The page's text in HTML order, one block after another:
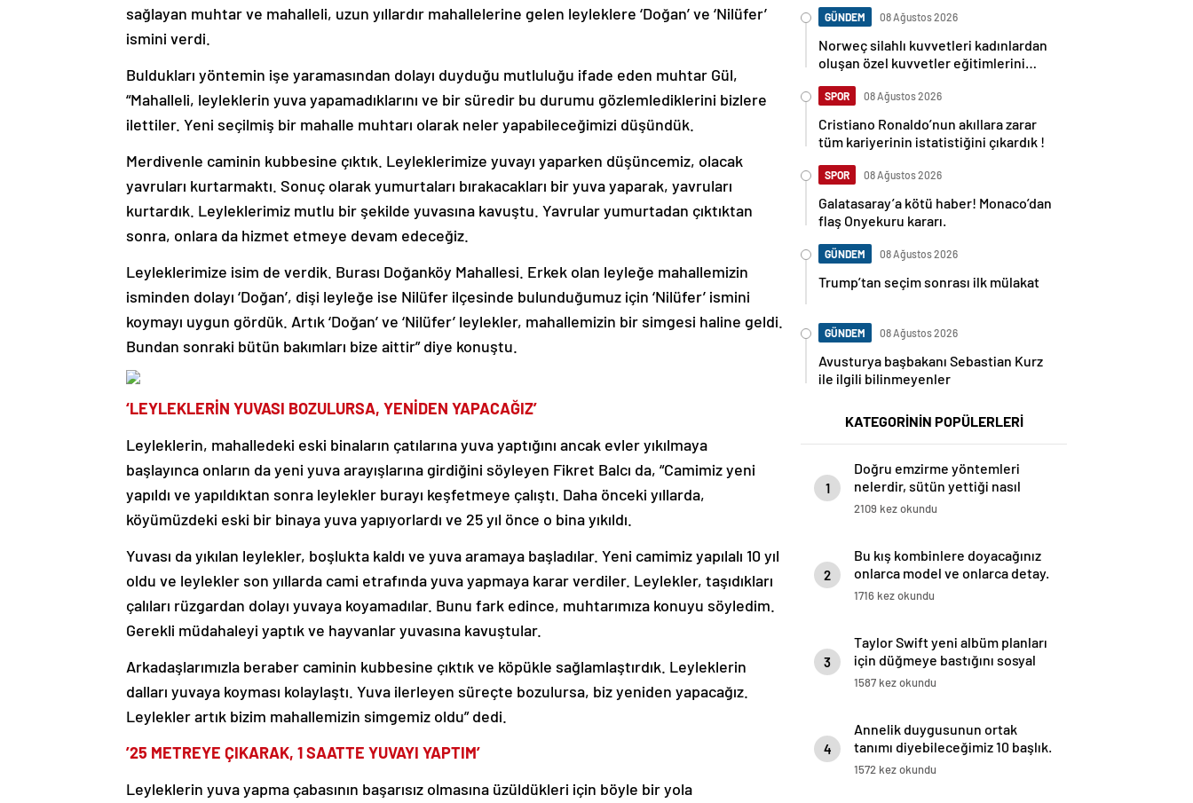
sağlayan muhtar ve mahalleli, uzun yıllardır mahallelerine gelen leyleklere ‘Doğan’ ve ‘Nilüfer’
ismini verdi.
Buldukları yöntemin işe yaramasından dolayı duyduğu mutluluğu ifade eden muhtar Gül,
“Mahalleli, leyleklerin yuva yapamadıklarını ve bir süredir bu durumu gözlemlediklerini bizlere
ilettiler. Yeni seçilmiş bir mahalle muhtarı olarak neler yapabileceğimizi düşündük.
Merdivenle caminin kubbesine çıktık. Leyleklerimize yuvayı yaparken düşüncemiz, olacak
yavruları kurtarmaktı. Sonuç olarak yumurtaları bırakacakları bir yuva yaparak, yavruları
kurtardık. Leyleklerimiz mutlu bir şekilde yuvasına kavuştu. Yavrular yumurtadan çıktıktan
sonra, onlara da hizmet etmeye devam edeceğiz.
Leyleklerimize isim de verdik. Burası Doğanköy Mahallesi. Erkek olan leyleğe mahallemizin
isminden dolayı ‘Doğan’, dişi leyleğe ise Nilüfer ilçesinde bulunduğumuz için ‘Nilüfer’ ismini
koymayı uygun gördük. Artık ‘Doğan’ ve ‘Nilüfer’ leylekler, mahallemizin bir simgesi haline geldi.
Bundan sonraki bütün bakımları bize aittir” diye konuştu.
‘LEYLEKLERİN YUVASI BOZULURSA, YENİDEN YAPACAĞIZ’
Leyleklerin, mahalledeki eski binaların çatılarına yuva yaptığını ancak evler yıkılmaya
başlayınca onların da yeni yuva arayışlarına girdiğini söyleyen Fikret Balcı da, “Camimiz yeni
yapıldı ve yapıldıktan sonra leylekler burayı keşfetmeye çalıştı. Daha önceki yıllarda,
köyümüzdeki eski bir binaya yuva yapıyorlardı ve 25 yıl önce o bina yıkıldı.
Yuvası da yıkılan leylekler, boşlukta kaldı ve yuva aramaya başladılar. Yeni camimiz yapılalı 10 yıl
oldu ve leylekler son yıllarda cami etrafında yuva yapmaya karar verdiler. Leylekler, taşıdıkları
çalıları rüzgardan dolayı yuvaya koyamadılar. Bunu fark edince, muhtarımıza konuyu söyledim.
Gerekli müdahaleyi yaptık ve hayvanlar yuvasına kavuştular.
Arkadaşlarımızla beraber caminin kubbesine çıktık ve köpükle sağlamlaştırdık. Leyleklerin
dalları yuvaya koyması kolaylaştı. Yuva ilerleyen süreçte bozulursa, biz yeniden yapacağız.
Leylekler artık bizim mahallemizin simgemiz oldu” dedi.
’25 METREYE ÇIKARAK, 1 SAATTE YUVAYI YAPTIM’
Leyleklerin yuva yapma çabasının başarısız olmasına üzüldükleri için böyle bir yola
GÜNDEM 08 Ağustos 2026
Norweç silahlı kuvvetleri kadınlardan
oluşan özel kuvvetler eğitimlerini
SPOR 08 Ağustos 2026
Cristiano Ronaldo’nun akıllara zarar
tüm kariyerinin istatistiğini çıkardık !
SPOR 08 Ağustos 2026
Galatasaray’a kötü haber! Monaco’dan
flaş Onyekuru kararı.
GÜNDEM 08 Ağustos 2026
Trump’tan seçim sonrası ilk mülakat
GÜNDEM 08 Ağustos 2026
Avusturya başbakanı Sebastian Kurz
ile ilgili bilinmeyenler
KATEGORİNİN POPÜLERLERİ
1
Doğru emzirme yöntemleri
nelerdir, sütün yettiği nasıl
anlaşılır?
2109 kez okundu
2
Bu kış kombinlere doyacağınız
onlarca model ve onlarca detay.
1716 kez okundu
3
Taylor Swift yeni albüm planları
için düğmeye bastığını sosyal
medyadan duyurdu!
1587 kez okundu
4
Annelik duygusunun ortak
tanımı diyebileceğimiz 10 başlık.
1572 kez okundu